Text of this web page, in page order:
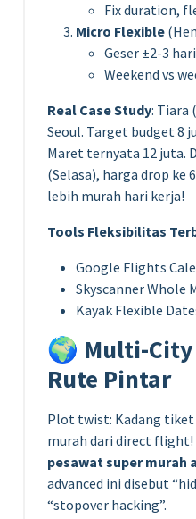
Fix duration,
Micro Flexible
Geser ±2-3
Weekend vs
Real Case Study: Tiara
Seoul. Target budget 8
Maret ternyata 12 juta.
(Selasa), harga drop ke
lebih murah hari kerja!
Tools Fleksibilitas
Google Flights
Skyscanner Whole
Kayak Flexible
🌍 Multi-
Rute Pintar
Plot twist: Kadang
murah dari direct flight!
pesawat super murah
advanced ini disebut
“stopover hacking”.